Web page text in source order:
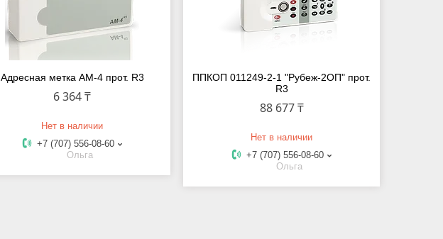
Адресная метка АМ-4 прот. R3
6 364 ₸
Нет в наличии
+7 (707) 556-08-60
Ольга
ППКОП 011249-2-1 "Рубеж-2ОП" прот.
R3
88 677 ₸
Нет в наличии
+7 (707) 556-08-60
Ольга